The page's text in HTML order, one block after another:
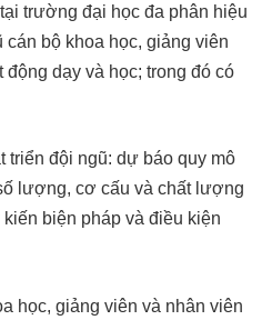
trường đại học đa phân hiệu
bộ khoa học, giảng viên
dạy và học; trong đó có
triển đội ngũ: dự báo quy mô
lượng, cơ cấu và chất lượng
biện pháp và điều kiện
học, giảng viên và nhân viên